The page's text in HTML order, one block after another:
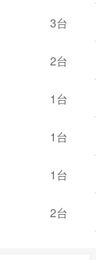
3台
2台
1台
1台
1台
2台